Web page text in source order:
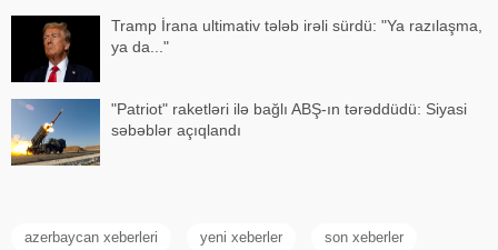
Tramp İrana ultimativ tələb irəli sürdü: "Ya razılaşma,
ya da..."
"Patriot" raketləri ilə bağlı ABŞ-ın tərəddüdü: Siyasi
səbəblər açıqlandı
azerbaycan xeberleri yeni xeberler son xeberler